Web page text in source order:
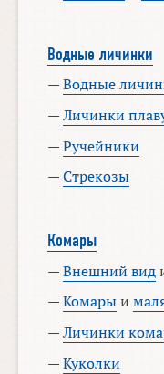
Водные личинки
—Водные
—Личинки
—Ручейники
—Стрекозы
Комары
—Внешний вид
—Комарыи
—Личинки
—Куколки